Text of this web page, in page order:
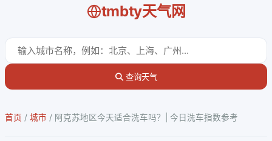
tmbty天气网
查询天气
首页 / 城市 / 阿克苏地区今天适合洗车吗？| 今日洗车指数参考